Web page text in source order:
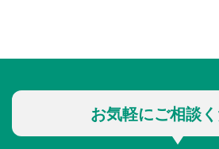
お気軽にご相談